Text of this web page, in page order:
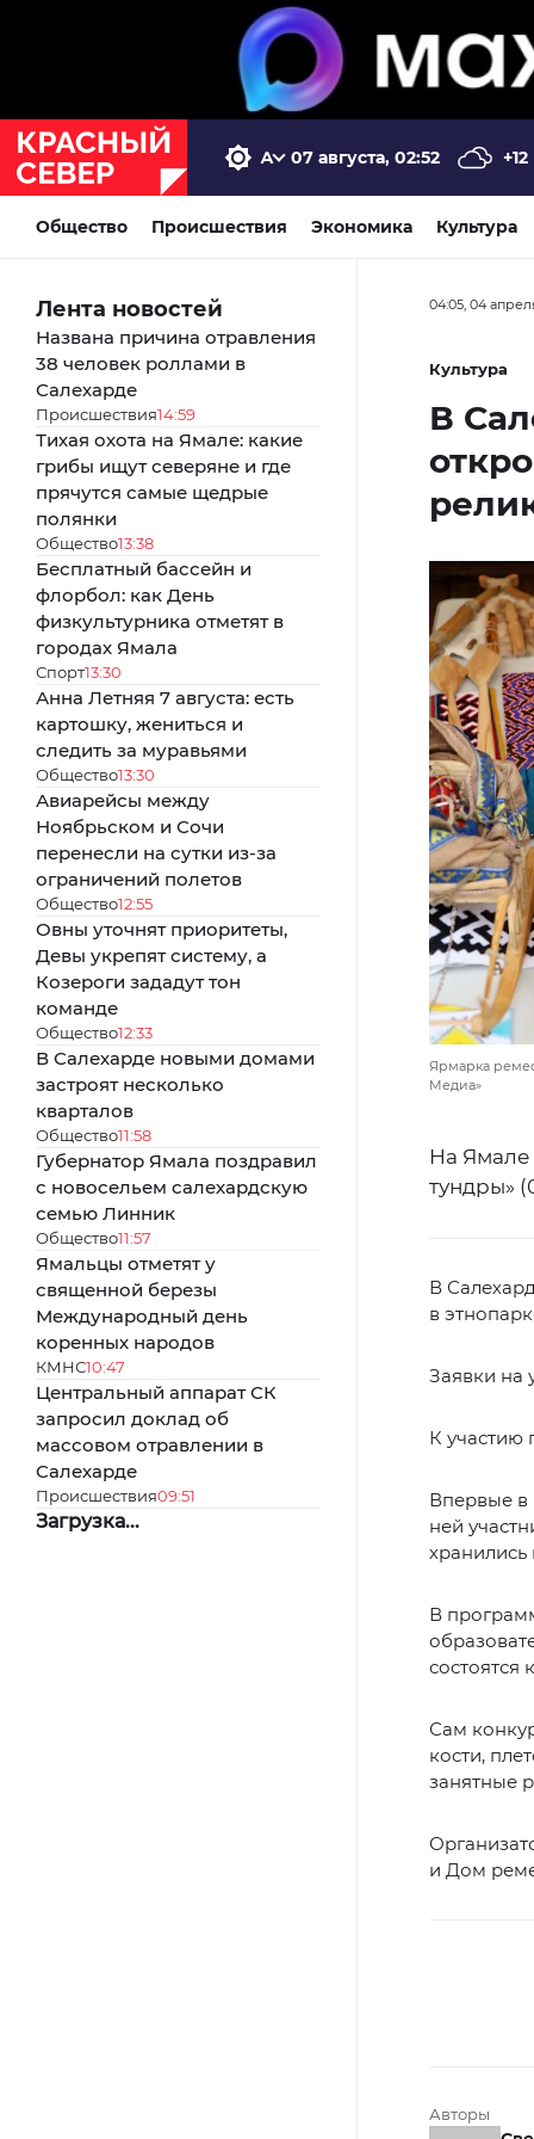
07 августа, 02:52 +12
Общество Происшествия Экономика Культура
Лента новостей
Названа причина отравления
38 человек роллами в
Салехарде
Происшествия14:59
Тихая охота на Ямале: какие
грибы ищут северяне и где
прячутся самые щедрые
полянки
Общество13:38
Бесплатный бассейн и
флорбол: как День
физкультурника отметят в
городах Ямала
Спорт13:30
Анна Летняя 7 августа: есть
картошку, жениться и
следить за муравьями
Общество13:30
Авиарейсы между
Ноябрьском и Сочи
перенесли на сутки из-за
ограничений полетов
Общество12:55
Овны уточнят приоритеты,
Девы укрепят систему, а
Козероги зададут тон
команде
Общество12:33
В Салехарде новыми домами
застроят несколько
кварталов
Общество11:58
Губернатор Ямала поздравил
с новосельем салехардскую
семью Линник
Общество11:57
Ямальцы отметят у
священной березы
Международный день
коренных народов
КМНС10:47
Центральный аппарат СК
запросил доклад об
массовом отравлении в
Салехарде
Происшествия09:51
Загрузка...
04:05, 04
Культура
В
Ярмарка
Медиа»
На Ямале
тундры»
В
в
Заявки на
К участию
Впервые в
ней
хранились
В
состоятся
Сам
кости,
занятные
и Дом
Авторы